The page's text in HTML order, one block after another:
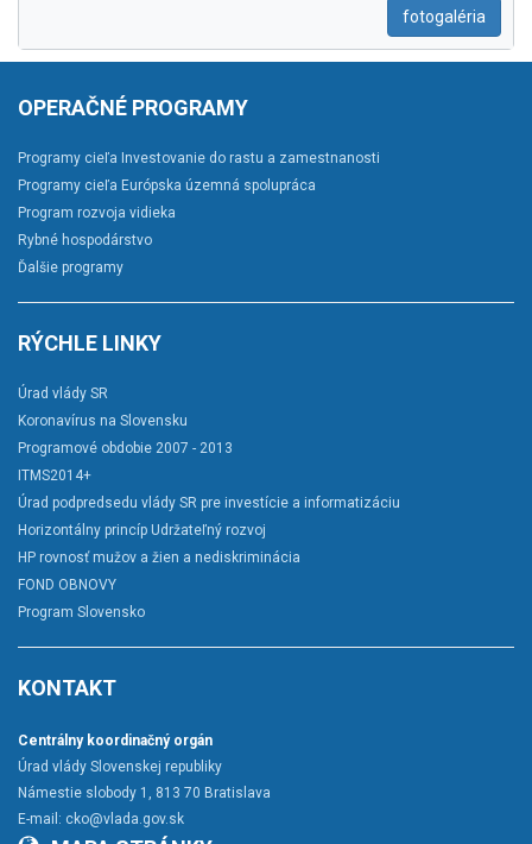
fotogaléria
OPERAČNÉ PROGRAMY
Programy cieľa Investovanie do rastu a zamestnanosti
Programy cieľa Európska územná spolupráca
Program rozvoja vidieka
Rybné hospodárstvo
Ďalšie programy
RÝCHLE LINKY
Úrad vlády SR
Koronavírus na Slovensku
Programové obdobie 2007 - 2013
ITMS2014+
Úrad podpredsedu vlády SR pre investície a informatizáciu
Horizontálny princíp Udržateľný rozvoj
HP rovnosť mužov a žien a nediskriminácia
FOND OBNOVY
Program Slovensko
KONTAKT
Centrálny koordinačný orgán
Úrad vlády Slovenskej republiky
Námestie slobody 1, 813 70 Bratislava
E-mail: cko@vlada.gov.sk